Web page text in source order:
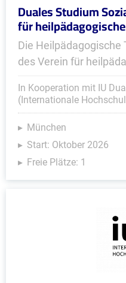
Duales Studium
für
Die
des Verein für
In Kooperation mit IU
(Internationale
München
Start: Oktober 2026
Freie Plätze: 1